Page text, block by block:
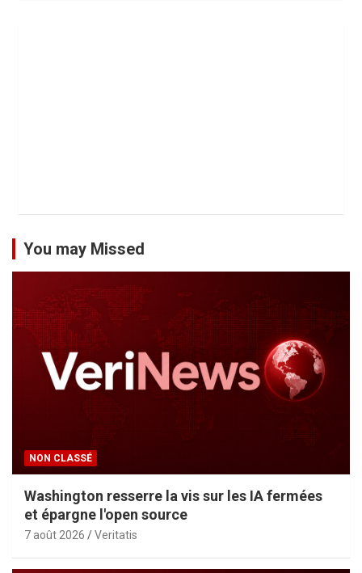
You may Missed
NON CLASSÉ
Washington resserre la vis sur les IA fermées
et épargne l'open source
7 août 2026 Veritatis